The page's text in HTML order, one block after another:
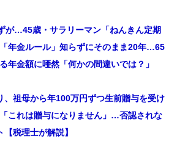
が…45歳・サラリーマン「ねんきん定期
年金ルール」知らずにそのまま20年…65
年金額に唖然「何かの間違いでは？」
、祖母から年100万円ずつ生前贈与を受け
これは贈与になりません」…否認されな
税理士が解説】